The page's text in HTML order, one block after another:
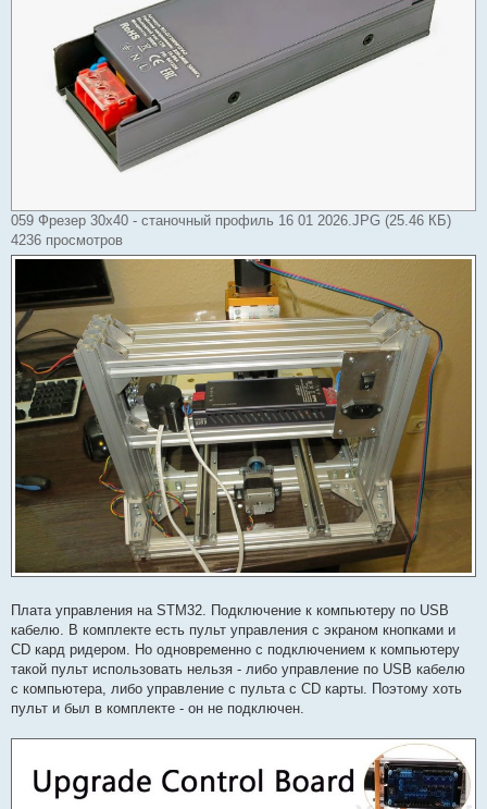
059 Фрезер 30x40 - станочный профиль 16 01 2026.JPG (25.46 КБ)
4236 просмотров
Плата управления на STM32. Подключение к компьютеру по USB
кабелю. В комплекте есть пульт управления с экраном кнопками и
CD кард ридером. Но одновременно с подключением к компьютеру
такой пульт использовать нельзя - либо управление по USB кабелю
с компьютера, либо управление с пульта с CD карты. Поэтому хоть
пульт и был в комплекте - он не подключен.